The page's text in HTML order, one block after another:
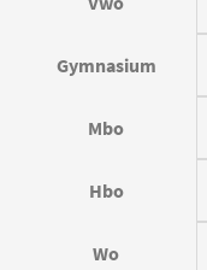
Gymnasium
Mbo
Hbo
Wo